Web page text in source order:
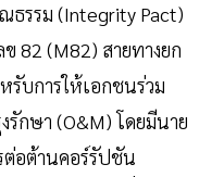
ธรรม (Integrity Pact)
82 (M82) สายทางยก
บการให้เอกชนร่วม
รักษา (O&M) โดยมีนาย
ต่อต้านคอร์รัปชัน